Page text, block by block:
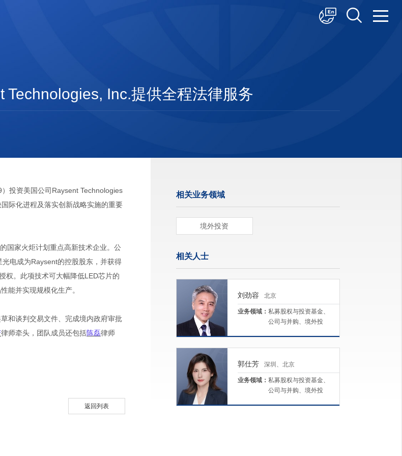
Inc.提供全程法律服务
投资美国公司Raysent Technologies
际化进程及落实创新战略实施的重要
国家火炬计划重点高新技术企业。公
电成为Raysent的控股股东，并获得
权。此项技术可大幅降低LED芯片的
能并实现规模化生产。
和谈判交易文件、完成境内政府审批
律师牵头，团队成员还包括陈磊律师
返回列表
相关业务领域
境外投资
相关人士
刘劲容 北京
业务领域： 私募股权与投资基金、
公司与并购、境外投
郭仕芳 深圳、北京
业务领域： 私募股权与投资基金、
公司与并购、境外投